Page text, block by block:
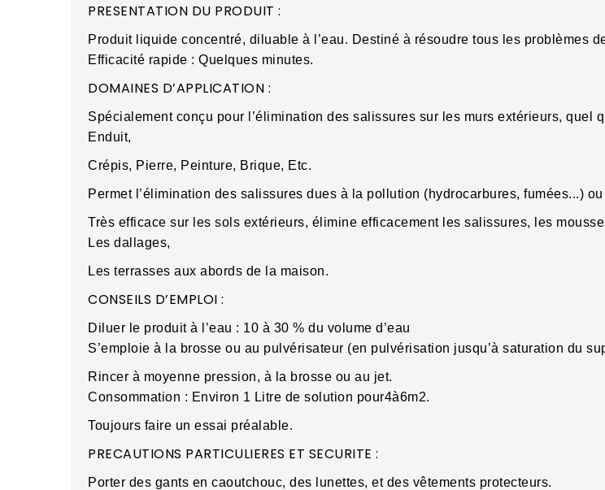
PRESENTATION DU PRODUIT :
Produit liquide concentré, diluable à l’eau. Destiné à résoudre tous les problèmes
Efficacité rapide : Quelques minutes.
DOMAINES D’APPLICATION :
Spécialement conçu pour l’élimination des salissures sur les murs extérieurs, quel
Enduit,
Crépis, Pierre, Peinture, Brique, Etc.
Permet l’élimination des salissures dues à la pollution (hydrocarbures, fumées...)
Très efficace sur les sols extérieurs, élimine efficacement les salissures, les
Les dallages,
Les terrasses aux abords de la maison.
CONSEILS D’EMPLOI :
Diluer le produit à l’eau : 10 à 30 % du volume d’eau
S’emploie à la brosse ou au pulvérisateur (en pulvérisation jusqu’à saturation du
Rincer à moyenne pression, à la brosse ou au jet.
Consommation : Environ 1 Litre de solution pour4à6m2.
Toujours faire un essai préalable.
PRECAUTIONS PARTICULIERES ET SECURITE :
Porter des gants en caoutchouc, des lunettes, et des vêtements protecteurs.